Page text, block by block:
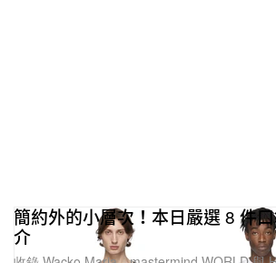
簡約外的小層次！本日嚴選 8 件
介